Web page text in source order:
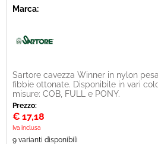
Marca:
Sartore cavezza Winner in nylon
fibbie ottonate. Disponibile in vari
misure: COB, FULL e PONY.
Prezzo:
€ 17,18
Iva inclusa